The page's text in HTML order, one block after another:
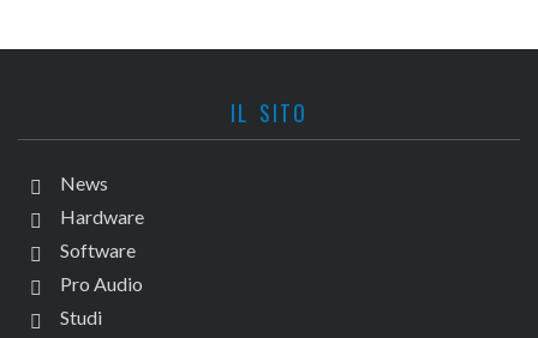
IL SITO
News
Hardware
Software
Pro Audio
Studi